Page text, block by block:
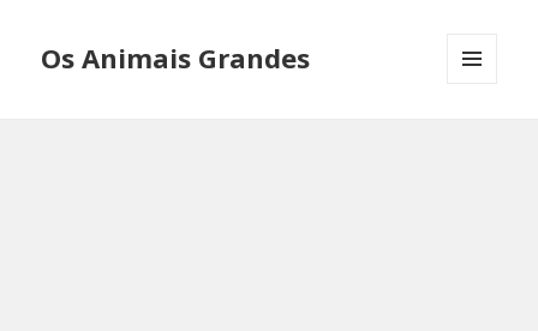
Os Animais Grandes